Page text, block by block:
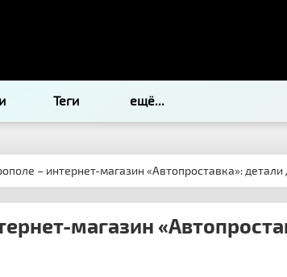
Теги ещё...
– интернет-магазин «Автопроставка»:
магазин